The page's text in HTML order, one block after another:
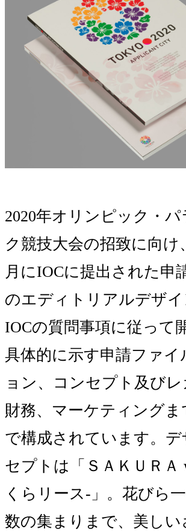
2020年オリンピック・パ
ク競技大会の招致に向け
月にIOCに提出された申
のエディトリアルデザイ
IOCの質問事項に従って
具体的に示す申請ファイ
ョン、コンセプト及び
財務、マーケティングま
で構成されています。
セプトは「ＳＡＫＵＲＡ
くらリース-」。花びら
数の集まりまで、美し